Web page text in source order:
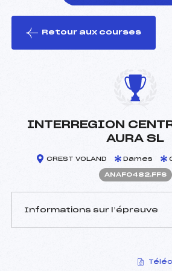
le ski
Retour aux courses
INTERREGION
AURA SL
CREST VOLAND Dames
ANAF0482.FFS
Informations sur l’épreuve